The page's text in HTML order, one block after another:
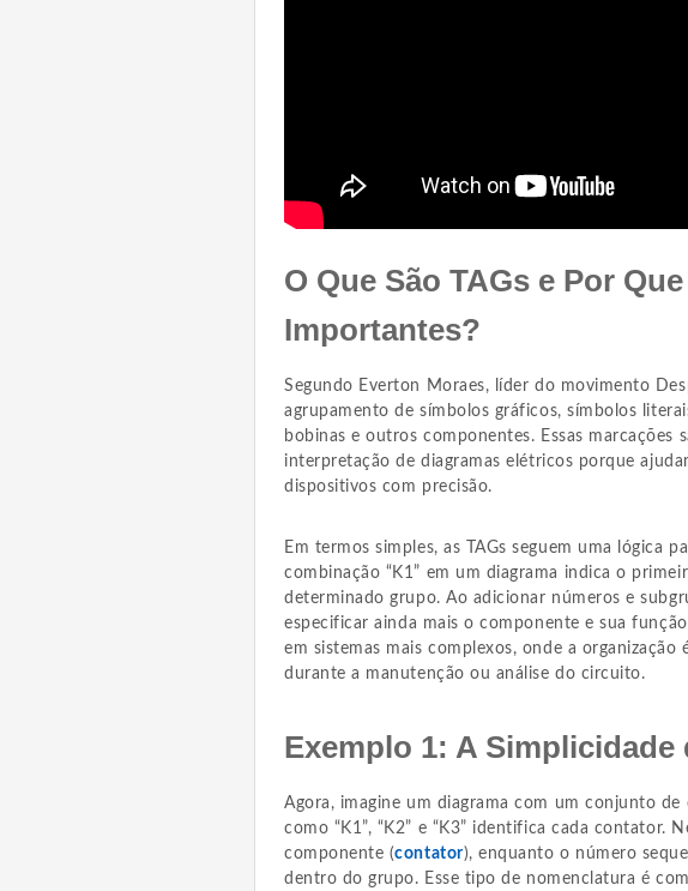
O Que São TAGs e Por
Importantes?
Segundo Everton Moraes, líder do movimento
agrupamento de símbolos gráficos, símbolos
bobinas e outros componentes. Essas marcações
interpretação de diagramas elétricos porque
dispositivos com precisão.
Em termos simples, as TAGs seguem uma lógica
combinação “K1” em um diagrama indica o
determinado grupo. Ao adicionar números e
especificar ainda mais o componente e sua
em sistemas mais complexos, onde a organização
durante a manutenção ou análise do circuito.
Exemplo 1: A Simplicidade
Agora, imagine um diagrama com um conjunto
como “K1”, “K2” e “K3” identifica cada contator.
componente (contator), enquanto o número
dentro do grupo. Esse tipo de nomenclatura é